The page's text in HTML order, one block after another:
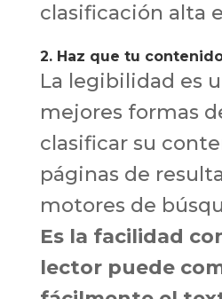
clasificación alta
2. Haz que tu
La legibilidad es
mejores formas
clasificar su
páginas de
motores de
Es la facilidad
lector puede